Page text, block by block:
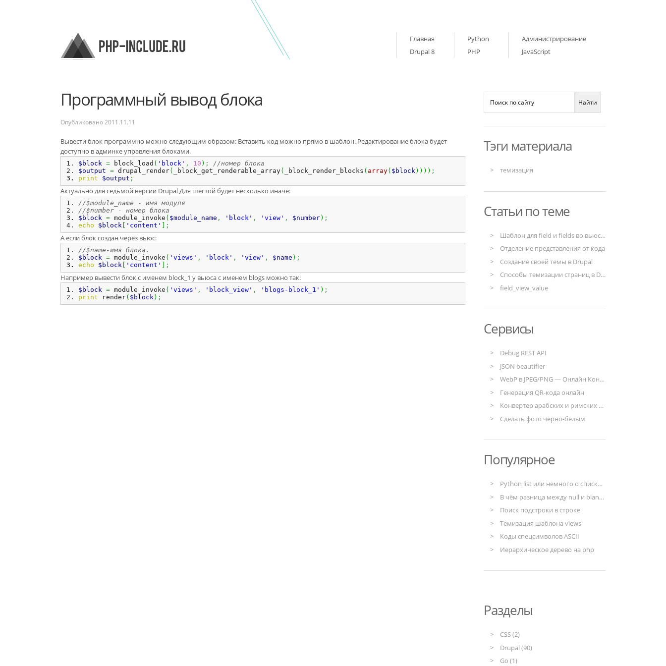
Главная
Drupal 8
Python
PHP
Администрирование
JavaScript
Программный вывод блока
Опубликовано 2011.11.11
Вывести блок программно можно следующим образом: Вставить код можно прямо в шаблон. Редактирование блока будет
доступно в админке управления блоками.
$block = block_load ( 'block' , 10 ) ;
//номер блока
$output = drupal_render( _block_get_renderable_array( _block_render_blocks ( array( $block) ) ) ) ;
print
$output ;
Актуально для седьмой версии Drupal Для шестой будет несколько иначе:
//$module_name - имя модуля
//$number - номер блока
$block = module_invoke ( $module_name , 'block' , 'view' , $number) ;
echo
$block 'content' ;
А если блок создан через вьюс:
//$name-имя блока.
$block = module_invoke ( 'views' , 'block' , 'view' , $name ) ;
echo
$block 'content' ;
Например вывести блок с именем block_1 у вьюса с именем blogs можно так:
$block = module_invoke ( 'views' , 'block_view' , 'blogs-block_1' ) ;
print render( $block) ;
Тэги материала
темизация
Статьи по теме
Шаблон для field и fields во вьюсе для Drupal 8
Отделение представления от кода
Создание своей темы в Drupal
Способы темизации страниц в Drupal
field_view_value
Сервисы
Debug REST API
JSON beautifier
WebP в JPEG/PNG — Онлайн Конвертер
Генерация QR-кода онлайн
Конвертер арабских и римских чисел
Сделать фото чёрно-белым
Популярное
Python list или немного о списках в Python
В чём разница между null и blank в моделях django
Поиск подстроки в строке
Темизация шаблона views
Коды спецсимволов ASCII
Иерархическое дерево на php
Разделы
CSS (2)
Drupal (90)
Go (1)